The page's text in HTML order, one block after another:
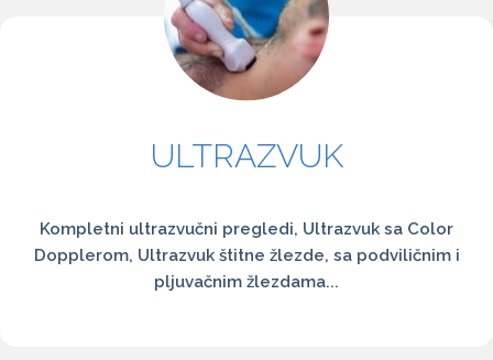
ULTRAZVUK
Kompletni ultrazvučni pregledi, Ultrazvuk sa Color
Dopplerom, Ultrazvuk štitne žlezde, sa podviličnim i
pljuvačnim žlezdama...